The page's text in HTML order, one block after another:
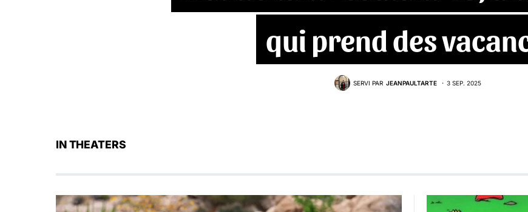
qui prend des
SERVI PAR JEANPAULTARTE 3 SEP. 2025
IN THEATERS